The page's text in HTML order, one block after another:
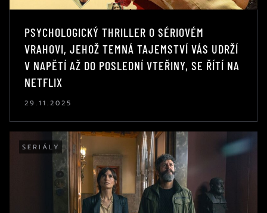
PSYCHOLOGICKÝ THRILLER O SÉRIOVÉM
VRAHOVI, JEHOŽ TEMNÁ TAJEMSTVÍ VÁS UDRŽÍ
V NAPĚTÍ AŽ DO POSLEDNÍ VTEŘINY, SE ŘÍTÍ NA
NETFLIX
29.11.2025
SERIÁLY